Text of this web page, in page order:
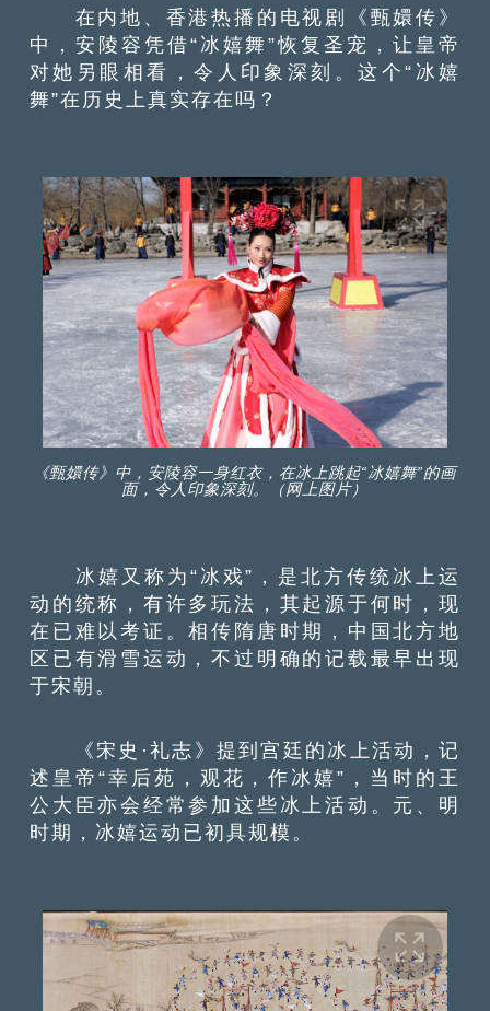
在内地、香港热播的电视剧《甄嬛传》
中，安陵容凭借“冰嬉舞”恢复圣宠，让皇帝
对她另眼相看，令人印象深刻。这个“冰嬉
舞”在历史上真实存在吗？
《甄嬛传》中，安陵容一身红衣，在冰上跳起“冰嬉舞”的画
面，令人印象深刻。（网上图片）
冰嬉又称为“冰戏”，是北方传统冰上运
动的统称，有许多玩法，其起源于何时，现
在已难以考证。相传隋唐时期，中国北方地
区已有滑雪运动，不过明确的记载最早出现
于宋朝。
《宋史·礼志》提到宫廷的冰上活动，记
述皇帝“幸后苑，观花，作冰嬉”，当时的王
公大臣亦会经常参加这些冰上活动。元、明
时期，冰嬉运动已初具规模。